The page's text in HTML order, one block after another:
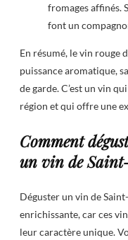
fromages affinés.
font un
En résumé, le vin rouge
puissance aromatique,
de garde. C’est un vin
région et qui offre une
Comment
un vin de
Déguster un vin de
enrichissante, car ces
leur caractère unique.